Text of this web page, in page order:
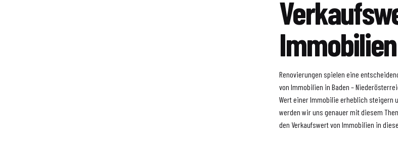
Immobilien
Renovierungen spielen eine
von Immobilien in Baden –
Wert einer Immobilie erheblich steigern
werden wir uns genauer mit diesem
den Verkaufswert von Immobilien in